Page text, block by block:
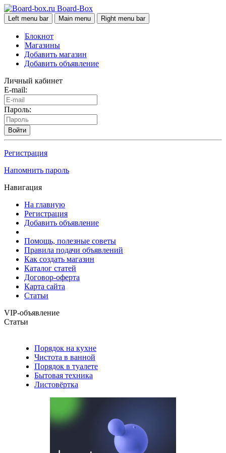
Board-Box
Left menu bar Main menu Right menu bar
Блокнот
Магазины
Добавить магазин
Добавить объявление
Личный кабинет
E-mail:
Пароль:
Войти
Регистрация
Напомнить пароль
Навигация
На главную
Регистрация
Добавить объявление
Помощь, полезные советы
Правила подачи объявлений
Как создать магазин
Каталог статей
Договор-оферта
Карта сайта
Статьи
VIP-объявление
Статьи
Порядок на кухне
Чистота в ванной
Порядок в туалете
Бытовая техника
Листовёртка